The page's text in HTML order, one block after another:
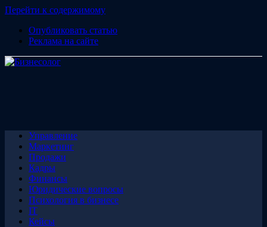
Перейти к содержимому
Опубликовать статью
Реклама на сайте
Управление
Маркетинг
Продажи
Кадры
Финансы
Юридические вопросы
Психология в бизнесе
IT
Кейсы